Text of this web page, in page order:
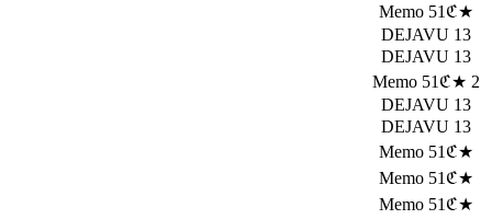
Memo 51ℭ★
DEJAVU 13
DEJAVU 13
Memo 51ℭ★ 2
DEJAVU 13
DEJAVU 13
Memo 51ℭ★
Memo 51ℭ★
Memo 51ℭ★